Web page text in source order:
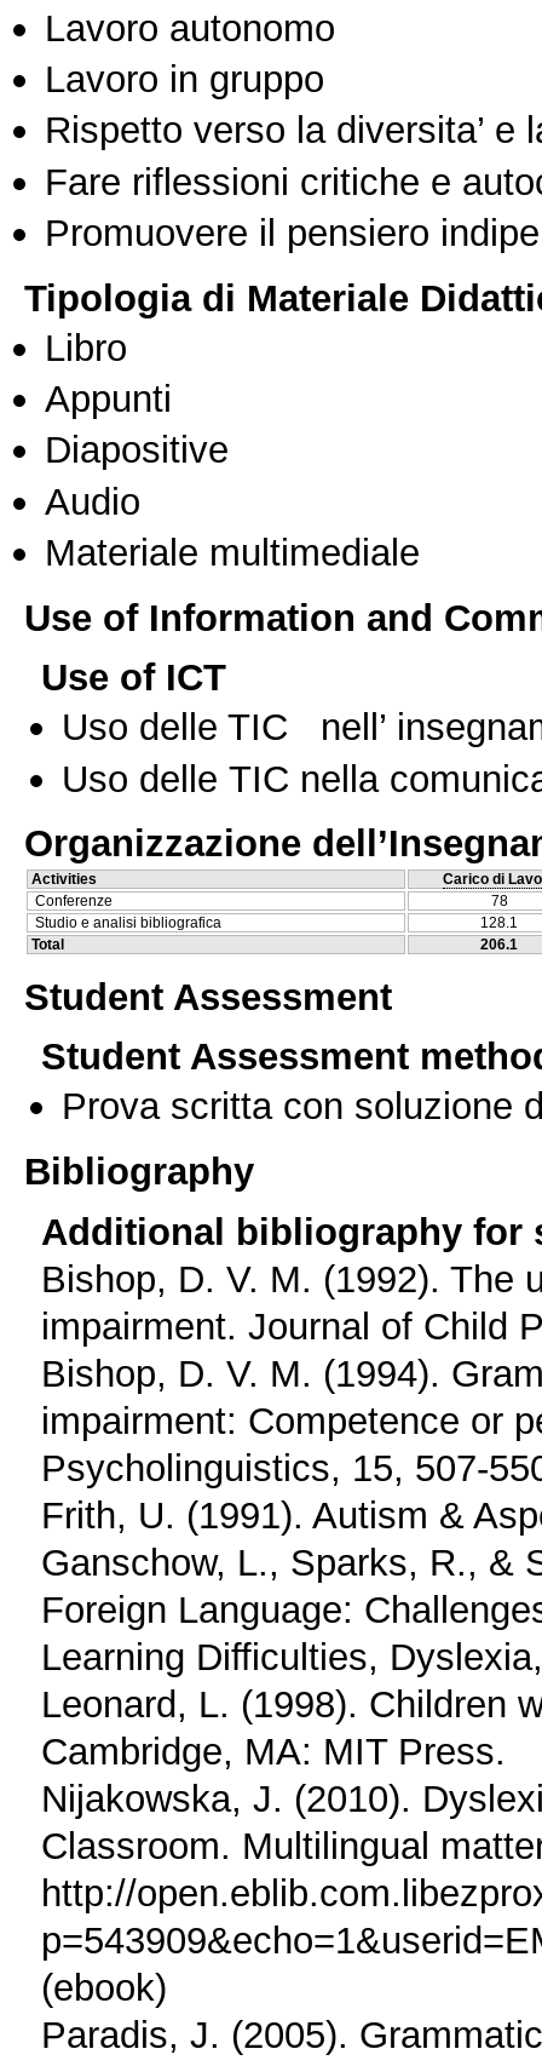
Lavoro autonomo
Lavoro in gruppo
Rispetto verso la diversita’ e
Fare riflessioni critiche e
Promuovere il pensiero
Tipologia di Materiale
Libro
Appunti
Diapositive
Audio
Materiale multimediale
Use of Information and
Use of ICT
Uso delle TIC nell’
Uso delle TIC nella
Organizzazione
Activities
Carico di
Conferenze
78
Studio e analisi bibliografica
128.1
Total
206.1
Student Assessment
Student Assessment
Prova scritta con soluzione
Bibliography
Additional bibliography for
Bishop, D. V. M. (1992). The
impairment. Journal of Child
Bishop, D. V. M. (1994).
impairment: Competence or
Psycholinguistics, 15, 507-
Frith, U. (1991). Autism &
Ganschow, L., Sparks, R., &
Foreign Language:
Learning Difficulties,
Leonard, L. (1998). Children
Cambridge, MA: MIT Press.
Nijakowska, J. (2010).
Classroom. Multilingual
http://
(ebook)
Paradis, J. (2005).